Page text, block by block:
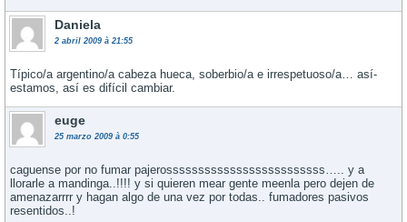
Daniela
2 abril 2009 à 21:55
Tí­pico/a argentino/a cabeza hueca, soberbio/a e irrespetuoso/a… así­
estamos, así­ es difí­cil cambiar.
euge
25 marzo 2009 à 0:55
caguense por no fumar pajerosssssssssssssssssssssssss….. y a
llorarle a mandinga..!!!! y si quieren mear gente meenla pero dejen de
amenazarrrr y hagan algo de una vez por todas.. fumadores pasivos
resentidos..!